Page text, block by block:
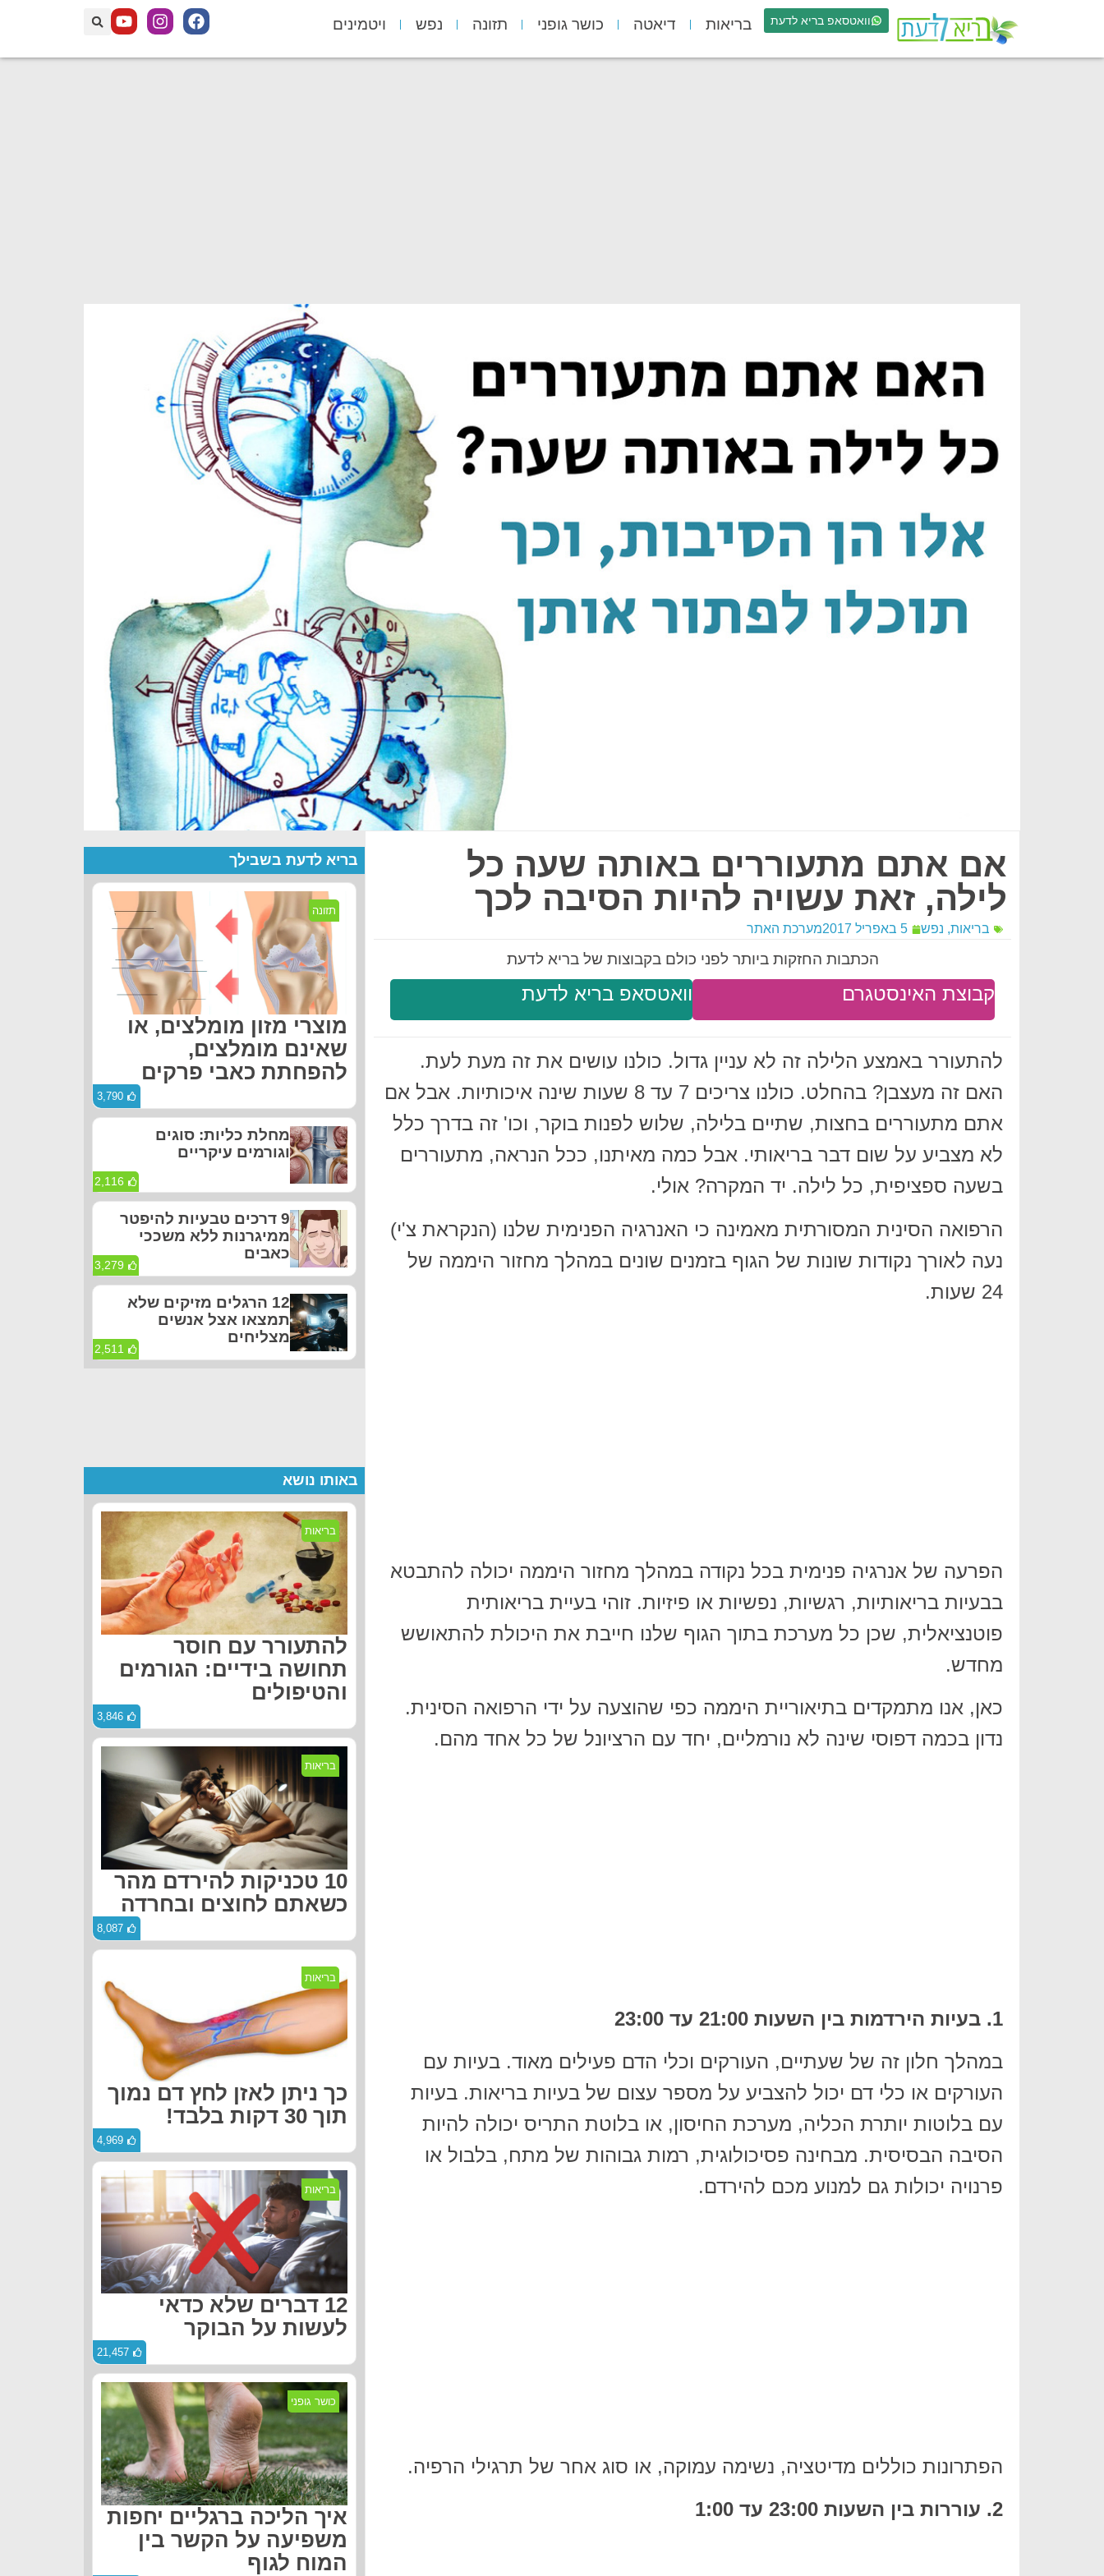
וואטסאפ בריא לדעת בריאות דיאטה כושר גופני תזונה נפש ויטמינים
אם אתם מתעוררים באותה שעה כל
לילה, זאת עשויה להיות הסיבה לכך
בריאות, נפש 5 באפריל 2017 מערכת האתר
הכתבות החזקות ביותר לפני כולם בקבוצות של בריא לדעת
וואטסאפ בריא לדעת קבוצת האינסטגרם
להתעורר באמצע הלילה זה לא עניין גדול. כולנו עושים את זה מעת לעת.
האם זה מעצבן? בהחלט. כולנו צריכים 7 עד 8 שעות שינה איכותיות. אבל אם
אתם מתעוררים בחצות, שתיים בלילה, שלוש לפנות בוקר, וכו' זה בדרך כלל
לא מצביע על שום דבר בריאותי. אבל כמה מאיתנו, ככל הנראה, מתעוררים
בשעה ספציפית, כל לילה. יד המקרה? אולי.
הרפואה הסינית המסורתית מאמינה כי האנרגיה הפנימית שלנו (הנקראת צ'י)
נעה לאורך נקודות שונות של הגוף בזמנים שונים במהלך מחזור היממה של
24 שעות.
הפרעה של אנרגיה פנימית בכל נקודה במהלך מחזור היממה יכולה להתבטא
בבעיות בריאותיות, רגשיות, נפשיות או פיזיות. זוהי בעיית בריאותית
פוטנציאלית, שכן כל מערכת בתוך הגוף שלנו חייבת את היכולת להתאושש
מחדש.
כאן, אנו מתמקדים בתיאוריית היממה כפי שהוצעה על ידי הרפואה הסינית.
נדון בכמה דפוסי שינה לא נורמליים, יחד עם הרציונל של כל אחד מהם.
1. בעיות הירדמות בין השעות 21:00 עד 23:00
במהלך חלון זה של שעתיים, העורקים וכלי הדם פעילים מאוד. בעיות עם
העורקים או כלי דם יכול להצביע על מספר עצום של בעיות בריאות. בעיות
עם בלוטות יותרת הכליה, מערכת החיסון, או בלוטת התריס יכולה להיות
הסיבה הבסיסית. מבחינה פסיכולוגית, רמות גבוהות של מתח, בלבול או
פרנויה יכולות גם למנוע מכם להירדם.
הפתרונות כוללים מדיטציה, נשימה עמוקה, או סוג אחר של תרגילי הרפיה.
2. עוררות בין השעות 23:00 עד 1:00
בריא לדעת בשבילך
תזונה
מוצרי מזון מומלצים, או
שאינם מומלצים,
להפחתת כאבי פרקים
3,790
מחלת כליות: סוגים
וגורמים עיקריים
2,116
9 דרכים טבעיות להיפטר
ממיגרנות ללא משככי
כאבים
3,279
12 הרגלים מזיקים שלא
תמצאו אצל אנשים
מצליחים
2,511
באותו נושא
בריאות
להתעורר עם חוסר
תחושה בידיים: הגורמים
והטיפולים
3,846
בריאות
10 טכניקות להירדם מהר
כשאתם לחוצים ובחרדה
8,087
בריאות
כך ניתן לאזן לחץ דם נמוך
תוך 30 דקות בלבד!
4,969
בריאות
12 דברים שלא כדאי
לעשות על הבוקר
21,457
כושר גופני
איך הליכה ברגליים יחפות
משפיעה על הקשר בין
המוח לגוף